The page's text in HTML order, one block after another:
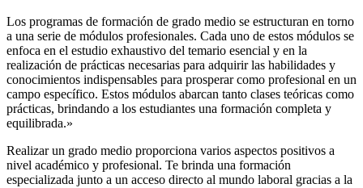
Los programas de formación de grado medio se estructuran en torno
a una serie de módulos profesionales. Cada uno de estos módulos se
enfoca en el estudio exhaustivo del temario esencial y en la
realización de prácticas necesarias para adquirir las habilidades y
conocimientos indispensables para prosperar como profesional en un
campo específico. Estos módulos abarcan tanto clases teóricas como
prácticas, brindando a los estudiantes una formación completa y
equilibrada.»
Realizar un grado medio proporciona varios aspectos positivos a
nivel académico y profesional. Te brinda una formación
especializada junto a un acceso directo al mundo laboral gracias a la